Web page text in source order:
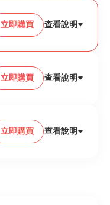
立即購買 查看說明
立即購買 查看說明
立即購買 查看說明